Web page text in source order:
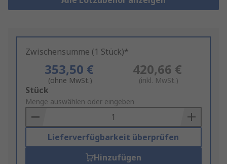
Zwischensumme (1 Stück)*
353,50 €
(ohne MwSt.)
420,66 €
(inkl. MwSt.)
Add
to
Basket
Stück
Menge auswählen oder eingeben
Lieferverfügbarkeit überprüfen
Hinzufügen